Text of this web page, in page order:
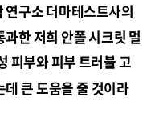
연구소더마테스트사의
과한저희 안폴시크릿 멀
피부와 피부 트러블 고
데큰도움을줄 것이라